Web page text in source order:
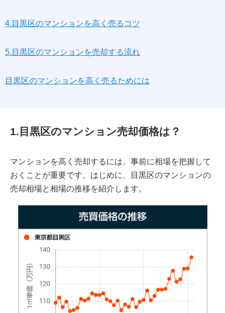
4.目黒区のマンションを高く売るコツ
5.目黒区のマンションを売却する流れ
目黒区のマンションを高く売るためには
1.目黒区のマンション売却価格は？
マンションを高く売却するには、事前に相場を把握して
おくことが重要です。はじめに、目黒区のマンションの
売却相場と相場の推移を紹介します。